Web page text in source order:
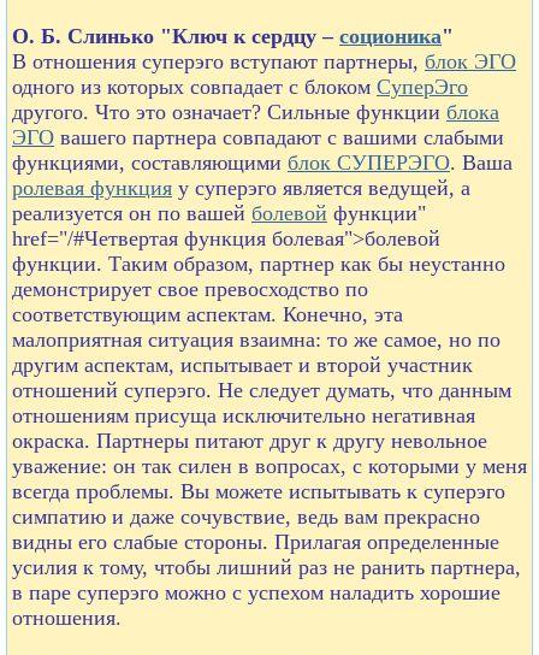
О. Б. Слинько "Ключ к сердцу – соционика"
В отношения суперэго вступают партнеры, блок ЭГО
одного из которых совпадает с блоком СуперЭго
другого. Что это означает? Сильные функции блока
ЭГО вашего партнера совпадают с вашими слабыми
функциями, составляющими блок СУПЕРЭГО. Ваша
ролевая функция у суперэго является ведущей, а
реализуется он по вашей болевой функции"
href="/#Четвертая функция болевая">болевой
функции. Таким образом, партнер как бы неустанно
демонстрирует свое превосходство по
соответствующим аспектам. Конечно, эта
малоприятная ситуация взаимна: то же самое, но по
другим аспектам, испытывает и второй участник
отношений суперэго. Не следует думать, что данным
отношениям присуща исключительно негативная
окраска. Партнеры питают друг к другу невольное
уважение: он так силен в вопросах, с которыми у меня
всегда проблемы. Вы можете испытывать к суперэго
симпатию и даже сочувствие, ведь вам прекрасно
видны его слабые стороны. Прилагая определенные
усилия к тому, чтобы лишний раз не ранить партнера,
в паре суперэго можно с успехом наладить хорошие
отношения.